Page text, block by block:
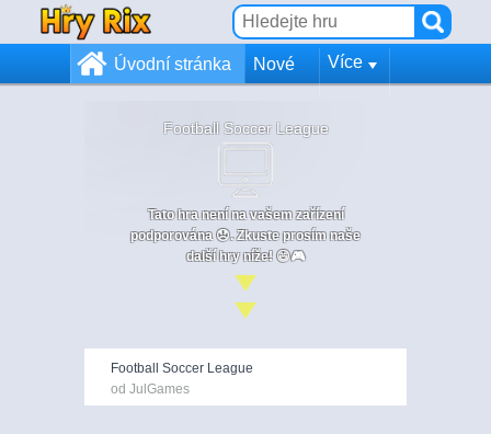
Úvodní stránka Nové Více
Football Soccer League
Tato hra není na vašem zařízení
podporována 😞. Zkuste prosím naše
další hry níže! 😄🎮
Football Soccer League
od JulGames